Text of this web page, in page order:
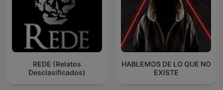
REDE (Relatos
Desclasificados)
HABLEMOS DE LO QUE NO
EXISTE